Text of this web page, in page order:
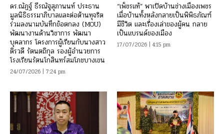
ดร.ณัฏฐ์ ธีรณัฐสุภานนท์ ประธาน
มูลนิธิธรรมาภิบาลและต่อต้านทุจริต
ร่วมลงนามบันทึกข้อตกลง (MOU)
พัฒนางานด้านวิชาการ พัฒนา
บุคลากร โครงการผู้เรียนกับนางสาว
ติรวดี รัตนตถิกุล รองผู้อำนวยการ
โรงเรียนรัตนโกสินทร์สมโภชบางเขน
24/07/2026 | 7:24 pm
“เพ็ชรแท้” พาเปิดบ้านช่างเมืองเพชร
เมื่อบ้านทั้งหลังกลายเป็นพิพิธภัณฑ์
มีชีวิต และเรื่องเล่าของผู้คน กลาย
เป็นแบรนด์ของเมือง
17/07/2026 | 4:15 pm